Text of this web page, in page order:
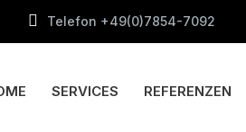
Telefon +49(0)7854-7092
SERVICES REFERENZEN